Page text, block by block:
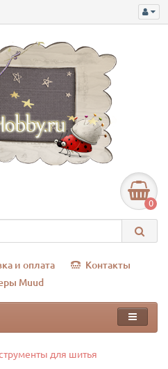
0
и оплата
Контакты
Muud
для шитья